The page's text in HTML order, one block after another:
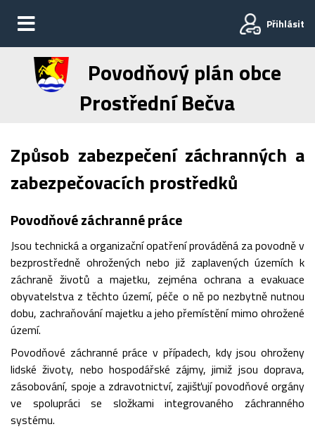
Přihlásit
Povodňový plán obce
Prostřední Bečva
Způsob zabezpečení záchranných a
zabezpečovacích prostředků
Povodňové záchranné práce
Jsou technická a organizační opatření prováděná za povodně v
bezprostředně ohrožených nebo již zaplavených územích k
záchraně životů a majetku, zejména ochrana a evakuace
obyvatelstva z těchto území, péče o ně po nezbytně nutnou
dobu, zachraňování majetku a jeho přemístění mimo ohrožené
území.
Povodňové záchranné práce v případech, kdy jsou ohroženy
lidské životy, nebo hospodářské zájmy, jimiž jsou doprava,
zásobování, spoje a zdravotnictví, zajišťují povodňové orgány
ve spolupráci se složkami integrovaného záchranného
systému.